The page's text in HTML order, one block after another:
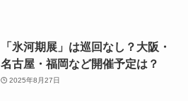
「氷河期展」は巡回なし？大阪・
名古屋・福岡など開催予定は？
2025年8月27日